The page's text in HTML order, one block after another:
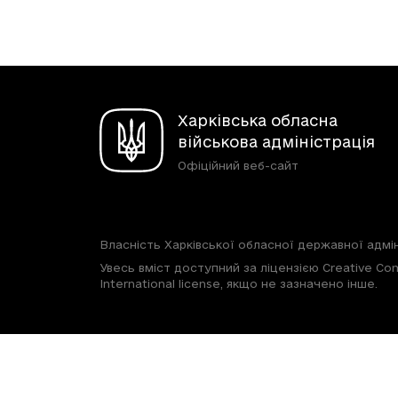
Харківська обласна
військова адміністрація
Офіційний веб-сайт
Власність Харківської обласної державної
Увесь вміст доступний за ліцензією Creative
International license, якщо не зазначено інше.